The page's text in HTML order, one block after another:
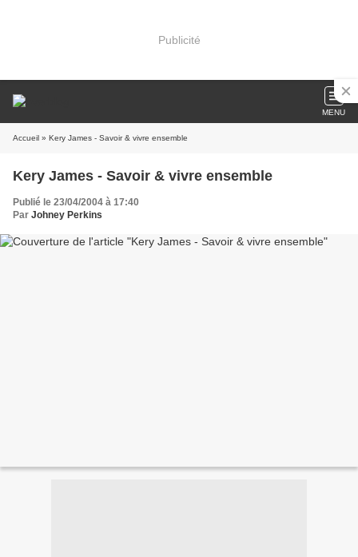
Publicité
MENU
Accueil » Kery James - Savoir & vivre ensemble
Kery James - Savoir & vivre ensemble
Publié le 23/04/2004 à 17:40
Par Johney Perkins